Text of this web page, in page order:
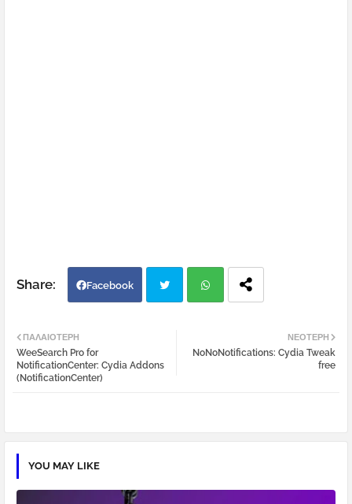
Facebook
atsa
ΝΕΌΤΕΡΗ
NoNoNotifications: Cydia Tweak
free
ΠΑΛΑΙΌΤΕΡΗ
WeeSearch Pro for
NotificationCenter: Cydia Addons
(NotificationCenter)
YOU MAY LIKE